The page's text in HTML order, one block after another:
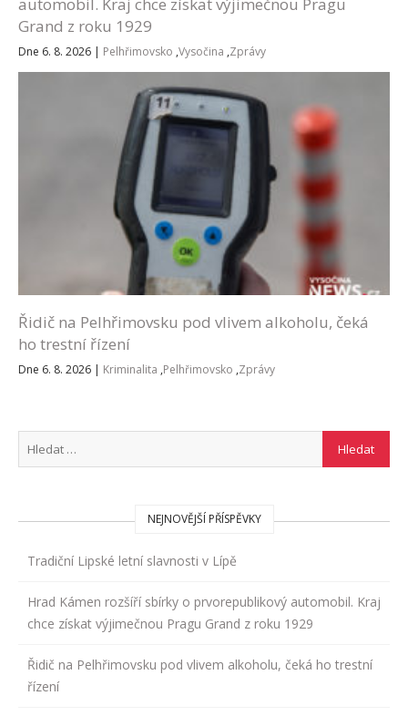
Grand z roku 1929
Dne 6. 8. 2026 | Pelhřimovsko ,Vysočina ,Zprávy
Řidič na Pelhřimovsku pod vlivem alkoholu, čeká
ho trestní řízení
Dne 6. 8. 2026 | Kriminalita ,Pelhřimovsko ,Zprávy
NEJNOVĚJŠÍ PŘÍSPĚVKY
Tradiční Lipské letní slavnosti v Lípě
Hrad Kámen rozšíří sbírky o prvorepublikový automobil. Kraj
chce získat výjimečnou Pragu Grand z roku 1929
Řidič na Pelhřimovsku pod vlivem alkoholu, čeká ho trestní
řízení